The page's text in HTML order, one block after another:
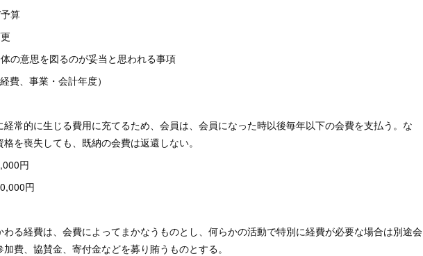
算
の意思を図るのが妥当と思われる事項
費、事業・会計年度）
経常的に生じる費用に充てるため、会員は、会員になった時以後毎年以下の会費を支払う。な
を喪失しても、既納の会費は返還しない。
円
円
わる経費は、会費によってまかなうものとし、何らかの活動で特別に経費が必要な場合は別途会
費、協賛金、寄付金などを募り賄うものとする。